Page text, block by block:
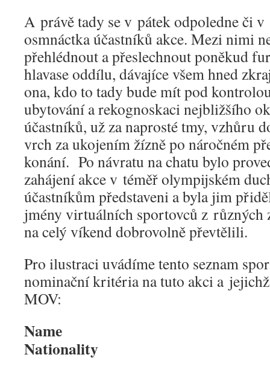
A právě tady se v pátek odpoledne či v
osmnáctka účastníků akce. Mezi nimi
přehlédnout a přeslechnout poněkud
hlavase oddílu, dávajíce všem hned
ona, kdo to tady bude mít pod
ubytování a rekognoskaci nejbližšího
účastníků, už za naprosté tmy, vzhůru
vrch za ukojením žízně po náročném
konání. Po návratu na chatu bylo
zahájení akce v téměř olympijském
účastníkům představeni a byla jim
jmény virtuálních sportovců z různých
na celý víkend dobrovolně převtělili.
Pro ilustraci uvádíme tento seznam
nominační kritéria na tuto akci a jejichž
MOV:
Nationality